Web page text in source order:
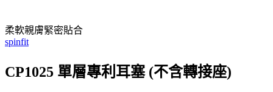
柔軟親膚緊密貼合
spinfit
CP1025 單層專利耳塞 (不含轉接座)